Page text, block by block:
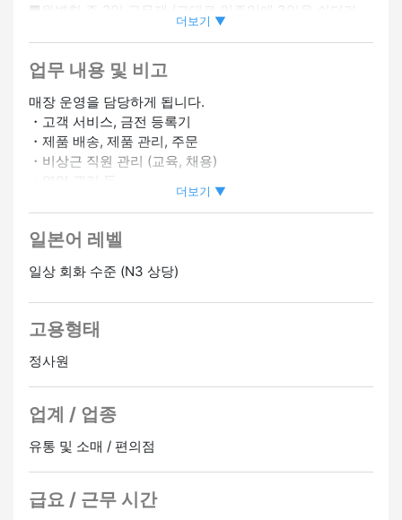
■완벽한 주 2일 근무제 (교대로 일주일에 3일을 쉬더라
지정할 수 있습니다.
■겨울 방학
■선택적 장기 휴가 (최대 12회 연속 휴가 가능)
■산전 및 산후 휴가
■육아 휴가
*연간 휴일은 휴일 및 교대 수에 따라 달라집니다 (120-
130일)
복지
・무료 비자 갱신 지원
・복지 연금 보험
・고용 보험
・산재 보험
・교육 시스템이 있습니다.
・재배치가 수반되는 양도는 없습니다.
・지원 제도 (원하는 경우 근로 시간 단축 또는 수당 추가
더보기 ▼
업무 내용 및 비고
매장 운영을 담당하게 됩니다.
・고객 서비스, 금전 등록기
・제품 배송, 제품 관리, 주문
・비상근 직원 관리 (교육, 채용)
회사 전체와 공유하는 것으로 시작되었습니다.
실제로 각 현장에 가면 OJT 등을 통해 가능한 범위 내에서
업무를 맡길 예정입니다.
(커리어 1단계)
(커리어 2단계)
제휴 매장에서 운영 유지 교육 (약 1~2년) 을 받으면서 커
뮤니케이션, 관리, 마케팅 등 매장 관리 실무로 전환하도록
요청받게 됩니다.
더보기 ▼
일본어 레벨
일상 회화 수준 (N3 상당)
고용형태
정사원
업계 / 업종
유통 및 소매 / 편의점
급요 / 근무 시간